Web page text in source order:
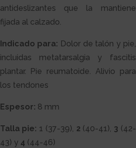
antideslizantes que la mantiene
fijada al calzado.
Indicado para: Dolor de talón y pie,
incluidas metatarsalgia y fascitis
plantar. Pie reumatoide. Alivio para
los tendones
Espesor: 8 mm
Talla pie: 1 (37-39), 2 (40-41), 3 (42-
43) y 4 (44-46)